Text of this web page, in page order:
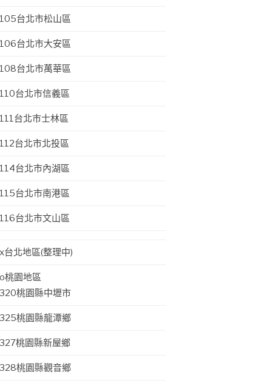
105台北市松山區
106台北市大安區
108台北市萬華區
110台北市信義區
111台北市士林區
112台北市北投區
114台北市內湖區
115台北市南港區
116台北市文山區
x台北地區(整理中)
o桃園地區
320桃園縣中壢市
325桃園縣龍潭鄉
327桃園縣新屋鄉
328桃園縣觀音鄉